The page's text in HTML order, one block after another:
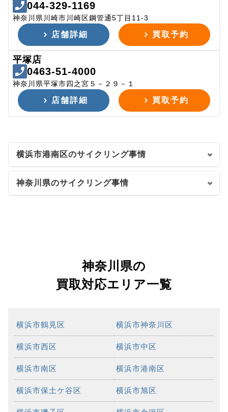
044-329-1169
神奈川県川崎市川崎区鋼管通5丁目11-3
店舗詳細 買取予約
平塚店
0463-51-4000
神奈川県平塚市四之宮５－２９－１
店舗詳細 買取予約
横浜市港南区のサイクリング事情
神奈川県のサイクリング事情
神奈川県の
買取対応エリア一覧
横浜市鶴見区 横浜市神奈川区
横浜市西区 横浜市中区
横浜市南区 横浜市港南区
横浜市保土ケ谷区 横浜市旭区